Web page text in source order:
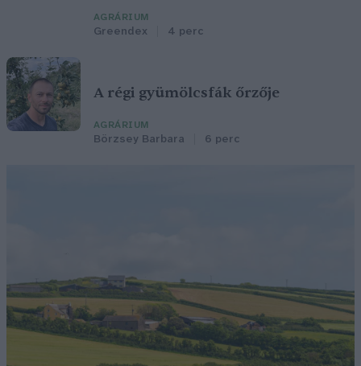
AGRÁRIUM
Greendex 4 perc
A régi gyümölcsfák őrzője
AGRÁRIUM
Börzsey Barbara 6 perc